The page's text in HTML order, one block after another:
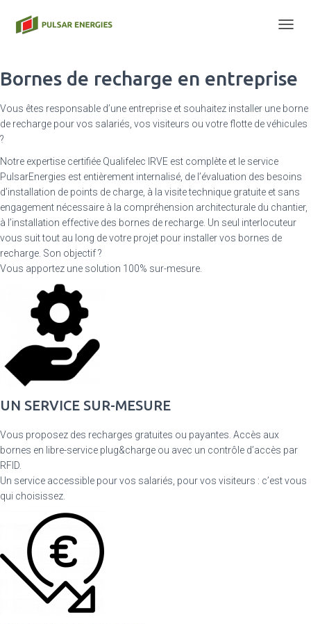
G
L
N
A
A
T
I
O
Bornes de recharge en entreprise
Vous êtes responsable d’une entreprise et souhaitez installer une borne
de recharge pour vos salariés, vos visiteurs ou votre flotte de véhicules
?
Notre expertise certifiée Qualifelec IRVE est complète et le service
PulsarEnergies est entièrement internalisé, de l’évaluation des besoins
d’installation de points de charge, à la visite technique gratuite et sans
engagement nécessaire à la compréhension architecturale du chantier,
à l’installation effective des bornes de recharge. Un seul interlocuteur
vous suit tout au long de votre projet pour installer vos bornes de
recharge. Son objectif ?
Vous apportez une solution 100% sur-mesure.
UN SERVICE SUR-MESURE
Vous proposez des recharges gratuites ou payantes. Accès aux
bornes en libre-service plug&charge ou avec un contrôle d’accès par
RFID.
Un service accessible pour vos salariés, pour vos visiteurs : c’est vous
qui choisissez.